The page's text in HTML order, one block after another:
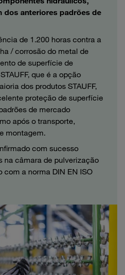
dos anteriores padrões de
de 1.200 horas contra a
/ corrosão do metal de
de superfície de
que é a opção
dos produtos STAUFF,
proteção de superfície
de mercado
após o transporte,
montagem.
com sucesso
na câmara de pulverização
com a norma DIN EN ISO